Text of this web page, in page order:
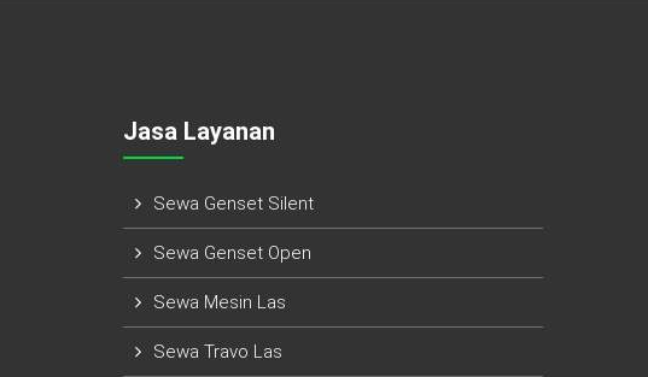
Jasa Layanan
Sewa Genset Silent
Sewa Genset Open
Sewa Mesin Las
Sewa Travo Las